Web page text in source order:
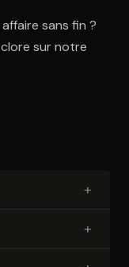
sans fin ?
sur notre
+
+